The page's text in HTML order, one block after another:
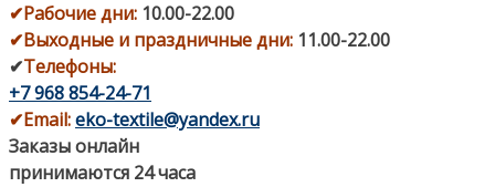
✔Рабочие дни: 10.00-22.00
✔Выходные и праздничные дни: 11.00-22.00
✔Телефоны:
+7 968 854-24-71
✔Email:eko-textile@yandex.ru
Заказы онлайн
принимаются 24 часа